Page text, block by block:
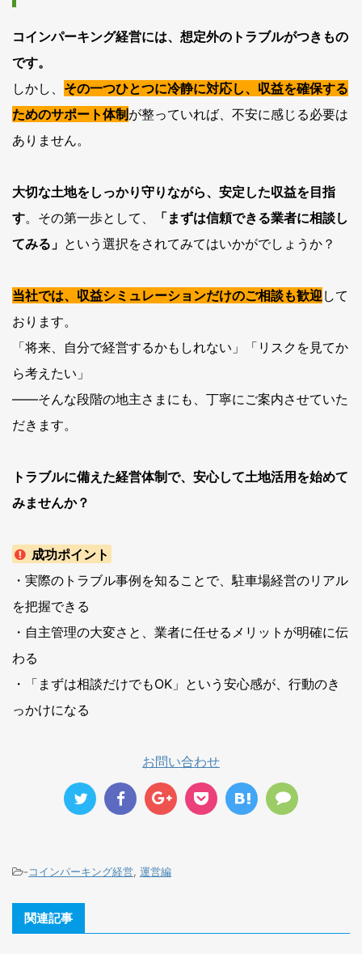
コインパーキング経営には、想定外のトラブルがつきもの
です。
しかし、 その一つひとつに冷静に対応し、収益を確保する
ためのサポート体制が整っていれば、不安に感じる必要は
ありません。
大切な土地をしっかり守りながら、安定した収益を目指
す。その第一歩として、
「まずは信頼できる業者に相談し
てみる」 という選択をされてみてはいかがでしょうか？
当社では、収益シミュレーションだけのご相談も歓迎 して
おります。
「将来、自分で経営するかもしれない」「リスクを見てか
ら考えたい」
――そんな段階の地主さまにも、丁寧にご案内させていた
だきます。
トラブルに備えた経営体制で、安心して土地活用を始めて
みませんか？
成功ポイント
・実際のトラブル事例を知ることで、駐車場経営のリアル
を把握できる
・自主管理の大変さと、業者に任せるメリットが明確に伝
わる
・「まずは相談だけでもOK」という安心感が、行動のき
っかけになる
お問い合わせ
-コインパーキング経営, 運営編
関連記事